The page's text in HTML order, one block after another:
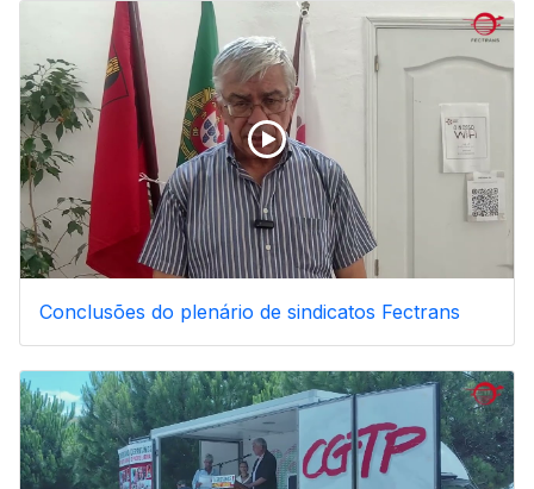
Conclusões do plenário de sindicatos Fectrans